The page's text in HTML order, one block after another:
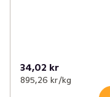
34,02 kr
895,26 kr /kg